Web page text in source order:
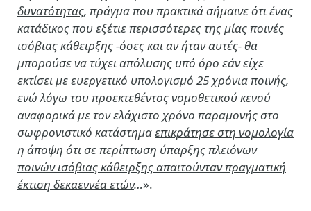
δυνατότητας, πράγμα που πρακτικά σήμαινε ότι ένας
κατάδικος που εξέτιε περισσότερες της μίας ποινές
ισόβιας κάθειρξης -όσες και αν ήταν αυτές- θα
μπορούσε να τύχει απόλυσης υπό όρο εάν είχε
εκτίσει με ευεργετικό υπολογισμό 25 χρόνια ποινής,
ενώ λόγω του προεκτεθέντος νομοθετικού κενού
αναφορικά με τον ελάχιστο χρόνο παραμονής στο
σωφρονιστικό κατάστημαεπικράτησε στη νομολογία
η άποψη ότι σε περίπτωση ύπαρξης πλειόνων
ποινών ισόβιας κάθειρξης απαιτούνταν πραγματική
έκτιση δεκαεννέα ετών…».